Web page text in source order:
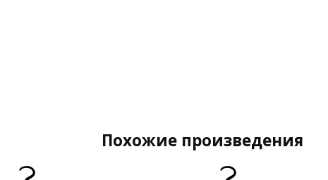
Похожие произведения